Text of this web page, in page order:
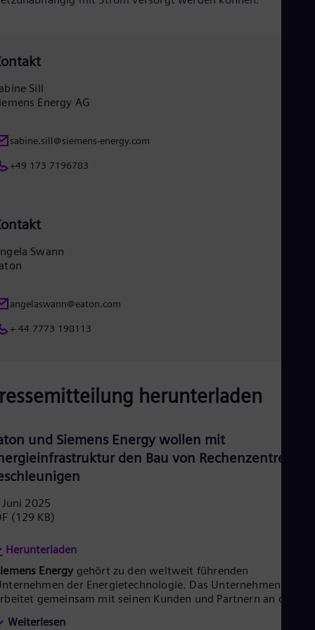
Sill
Energy AG
sabine.sill@siemens-energy.com
+49 173 7196783
Swann
angelaswann@eaton.com
+ 44 7773 198113
herunterladen
und Siemens Energy wollen mit
den Bau von Rechenzentren
2025
(129 KB)
Herunterladen
Energy gehört zu den weltweit führenden
der Energietechnologie. Das Unternehmen
gemeinsam mit seinen Kunden und Partnern an den
einer nachhaltigeren Welt. Mit seinem Portfolio an
Weiterlesen